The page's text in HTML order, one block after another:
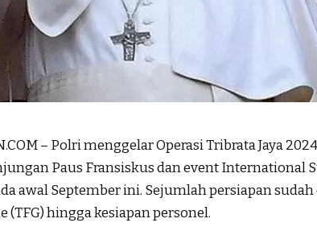
– Polri menggelar Operasi Tribrata Jaya
Paus Fransiskus dan event International
awal September ini. Sejumlah persiapan
(TFG) hingga kesiapan personel.